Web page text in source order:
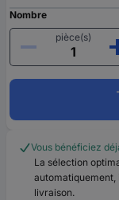
Nombre
pièce(s)
Vous bénéficiez
La sélection
automatiquement,
livraison.